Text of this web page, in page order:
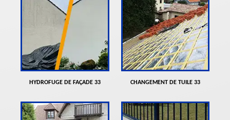
HYDROFUGE DE FAÇADE 33 CHANGEMENT DE TUILE 33